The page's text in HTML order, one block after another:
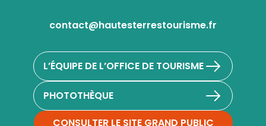
contact@hautesterrestourisme.fr
L’ÉQUIPE DE L’OFFICE DE TOURISME
PHOTOTHÈQUE
CONSULTER LE SITE GRAND PUBLIC